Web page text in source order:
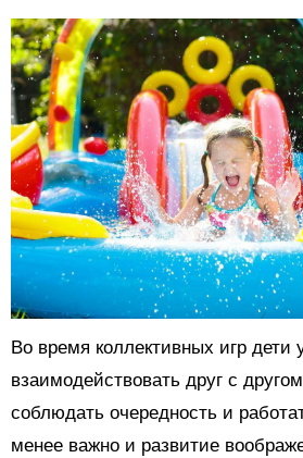
Во время коллективных игр дети
взаимодействовать друг с
соблюдать очередность и
менее важно и развитие